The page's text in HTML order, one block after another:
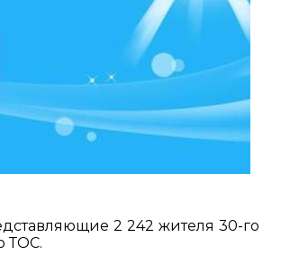
2 242 жителя 30-го
ТОС.